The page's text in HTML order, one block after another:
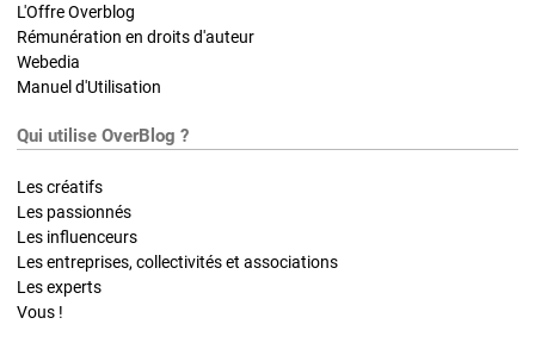
L'Offre Overblog
Rémunération en droits d'auteur
Webedia
Manuel d'Utilisation
Qui utilise OverBlog ?
Les créatifs
Les passionnés
Les influenceurs
Les entreprises, collectivités et associations
Les experts
Vous !